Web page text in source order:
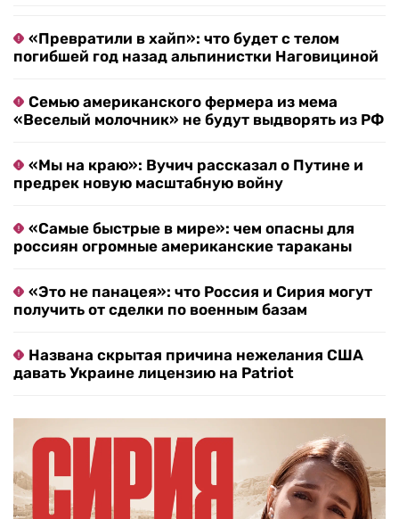
«Превратили в хайп»: что будет с телом
погибшей год назад альпинистки Наговициной
Семью американского фермера из мема
«Веселый молочник» не будут выдворять из РФ
«Мы на краю»: Вучич рассказал о Путине и
предрек новую масштабную войну
«Самые быстрые в мире»: чем опасны для
россиян огромные американские тараканы
«Это не панацея»: что Россия и Сирия могут
получить от сделки по военным базам
Названа скрытая причина нежелания США
давать Украине лицензию на Patriot